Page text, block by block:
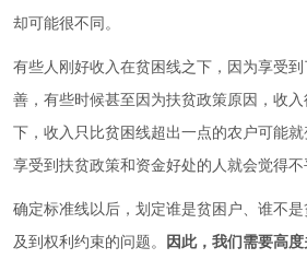
却可能很不同。
有些人刚好收入在贫困线之下，因为享受
善，有些时候甚至因为扶贫政策原因，收
下，收入只比贫困线超出一点的农户可能
享受到扶贫政策和资金好处的人就会觉得不
确定标准线以后，划定谁是贫困户、谁不
及到权利约束的问题。
因此，我们需要高